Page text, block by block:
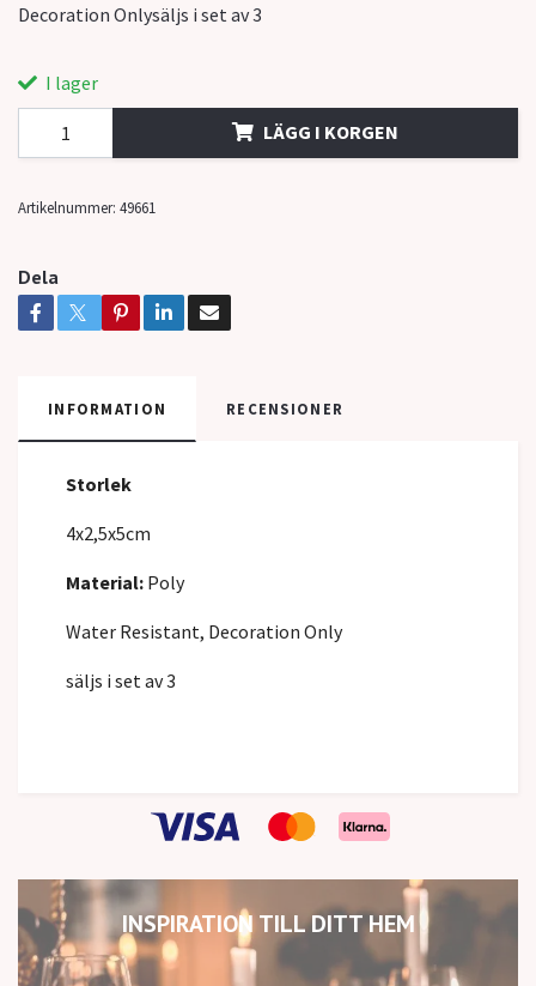
INSPIRATION TILL DITT HEM
Decoration Onlysäljs i set av 3
I lager
LÄGG I KORGEN
Artikelnummer: 49661
Dela
INFORMATION RECENSIONER
Storlek
4x2,5x5cm
Material: Poly
Water Resistant, Decoration Only
säljs i set av 3